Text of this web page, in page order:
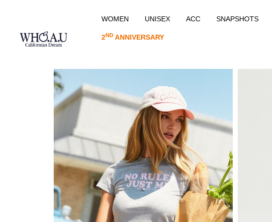
WOMEN UNISEX ACC SNAPSHOTS
2NDANNIVERSARY